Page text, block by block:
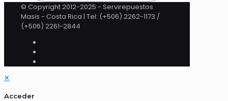
© Copyright 2012-2025 - Servirepuestos
Masis - Costa Rica | Tel: (+506) 2262-1173 /
(+506) 2261-2844
✕
Acceder